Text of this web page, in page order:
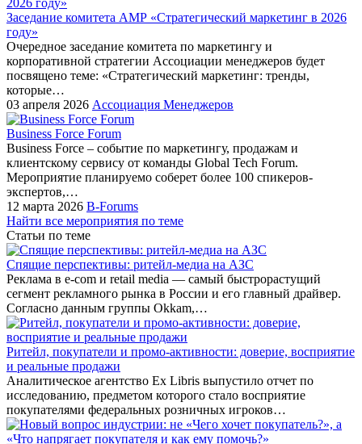
Заседание комитета АМР «Стратегический маркетинг в 2026
году»
Очередное заседание комитета по маркетингу и
корпоративной стратегии Ассоциации менеджеров будет
посвящено теме: «Стратегический маркетинг: тренды,
которые…
03 апреля 2026 Ассоциация Менеджеров
Business Force Forum
Business Force – событие по маркетингу, продажам и
клиентскому сервису от команды Global Tech Forum.
Мероприятие планируемо соберет более 100 спикеров-
экспертов,…
12 марта 2026 B-Forums
Найти все мероприятия по теме
Статьи по теме
Спящие перспективы: ритейл-медиа на АЗС
Реклама в e-com и retail media — самый быстрорастущий
сегмент рекламного рынка в России и его главный драйвер.
Согласно данным группы Okkam,…
Ритейл, покупатели и промо-активности: доверие, восприятие
и реальные продажи
Аналитическое агентство Ex Libris выпустило отчет по
исследованию, предметом которого стало восприятие
покупателями федеральных розничных игроков…